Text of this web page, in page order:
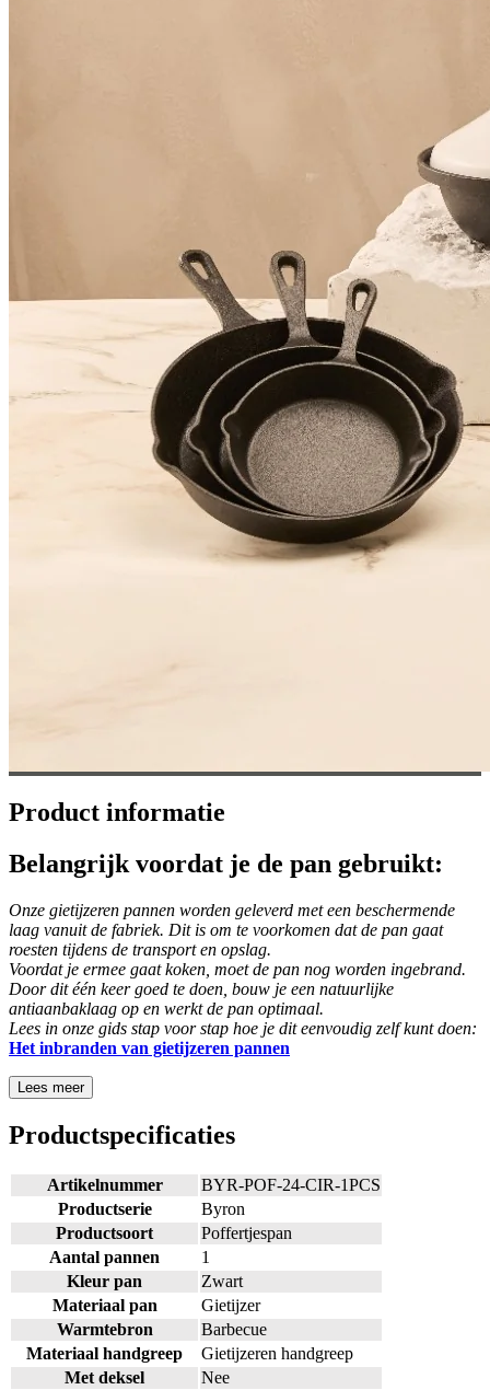
Product informatie
Belangrijk voordat je de pan gebruikt:
Onze gietijzeren pannen worden geleverd met een beschermende
laag vanuit de fabriek. Dit is om te voorkomen dat de pan gaat
roesten tijdens de transport en opslag.
Voordat je ermee gaat koken, moet de pan nog worden ingebrand.
Door dit één keer goed te doen, bouw je een natuurlijke
antiaanbaklaag op en werkt de pan optimaal.
Lees in onze gids stap voor stap hoe je dit eenvoudig zelf kunt doen:
Het inbranden van gietijzeren pannen
Lees meer
Productspecificaties
Artikelnummer
BYR-POF-24-CIR-1PCS
Productserie
Byron
Productsoort
Poffertjespan
Aantal pannen
1
Kleur pan
Zwart
Materiaal pan
Gietijzer
Warmtebron
Barbecue
Materiaal handgreep
Gietijzeren handgreep
Met deksel
Nee